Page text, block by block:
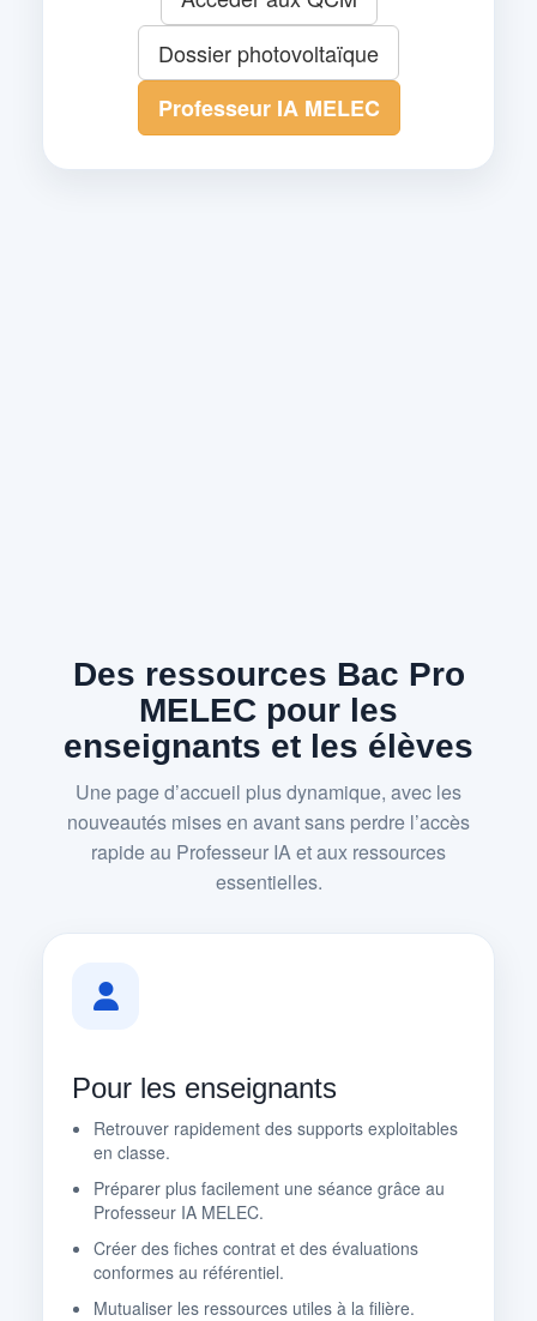
Dossier photovoltaïque
Professeur IA MELEC
Des ressources Bac Pro
MELEC pour les
enseignants et les élèves
Une page d’accueil plus dynamique, avec les
nouveautés mises en avant sans perdre l’accès
rapide au Professeur IA et aux ressources
essentielles.
Pour les enseignants
Retrouver rapidement des supports exploitables
en classe.
Préparer plus facilement une séance grâce au
Professeur IA MELEC.
Créer des fiches contrat et des évaluations
conformes au référentiel.
Mutualiser les ressources utiles à la filière.